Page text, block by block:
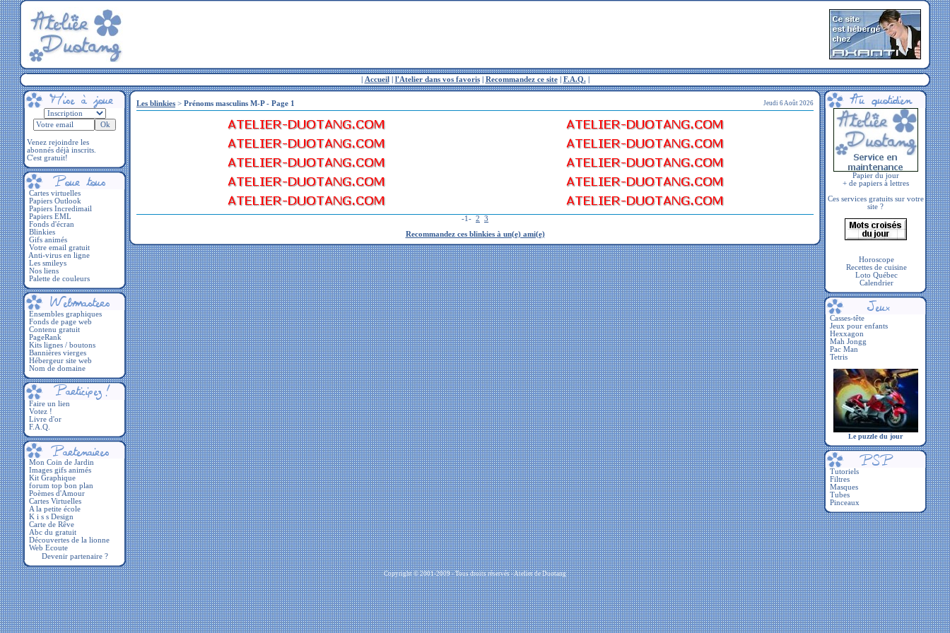
Accueil l'Atelier dans vos favoris| Recommandez ce site| F.A.Q.|
Venez rejoindre les
abonnés déjà inscrits.
C'est gratuit!
Cartes virtuelles
Papiers Outlook
Papiers Incredimail
Papiers EML
Fonds d'écran
Blinkies
Gifs animés
Votre email gratuit
Anti-virus en ligne
Les smileys
Nos liens
Palette de couleurs
Ensembles graphiques
Fonds de page web
Contenu gratuit
PageRank
Kits lignes / boutons
Bannières vierges
Hébergeur site web
Nom de domaine
Faire un lien
Votez !
Livre d'or
F.A.Q.
Devenir partenaire ?
Les blinkies > Prénoms masculins M-P - Page 1 Jeudi 6 Août 2026
-1- 2
3
Recommandez ces blinkies à un(e) ami(e)
Papier du jour
+ de papiers à lettres
Ces services gratuits sur votre
site ?
Horoscope
Recettes de cuisine
Loto Québec
Calendrier
Casses-tête
Jeux pour enfants
Hexxagon
Mah Jongg
Pac Man
Tetris
Le puzzle du jour
Tutoriels
Filtres
Masques
Tubes
Pinceaux
Copyright © 2001-2009 - Tous droits réservés - Atelier de Duotang